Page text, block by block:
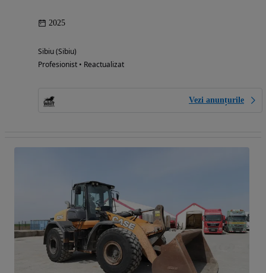
2025
Sibiu (Sibiu)
Profesionist • Reactualizat
Vezi anunțurile